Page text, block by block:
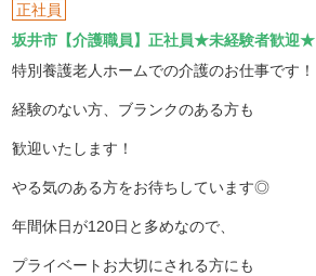
正社員
坂井市【介護職員】正社員★未経験者歓迎★
特別養護老人ホームでの介護のお仕事です！
経験のない方、ブランクのある方も
歓迎いたします！
やる気のある方をお待ちしています◎
年間休日が120日と多めなので、
プライベートお大切にされる方にも